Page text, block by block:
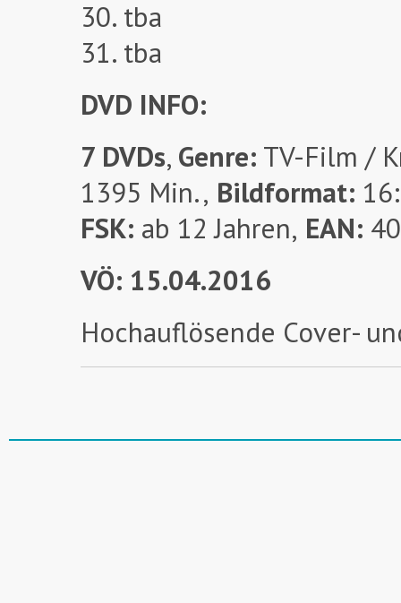
30. tba
31. tba
DVD INFO:
7 DVDs, Genre: TV-Film /
1395 Min., Bildformat:
FSK: ab 12 Jahren, EAN:
VÖ: 15.04.2016
Hochauflösende Cover-